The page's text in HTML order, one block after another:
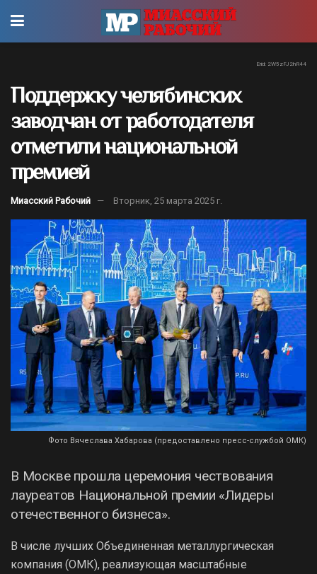
Erid: 2W5zFJ2hR44
Поддержку челябинских
заводчан от работодателя
отметили национальной
премией
Миасский Рабочий Вторник, 25 марта 2025 г.
Фото Вячеслава Хабарова (предоставлено пресс-службой ОМК)
В Москве прошла церемония чествования
лауреатов Национальной премии «Лидеры
отечественного бизнеса».
В числе лучших Объединенная металлургическая
компания (ОМК), реализующая масштабные